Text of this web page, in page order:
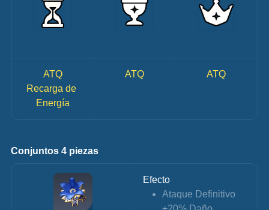
ATQ
Recarga de
Energía
ATQ ATQ
Conjuntos 4 piezas
Efecto
Ataque Definitivo